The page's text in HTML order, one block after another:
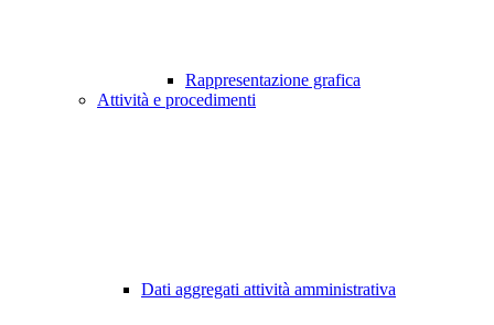
Rappresentazione grafica
Attività e procedimenti
Dati aggregati attività amministrativa